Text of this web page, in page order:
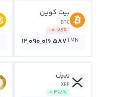
بیت کوین
BTC
-0.186%
12,090,016,587TMN
ریپل
XRP
0.368%